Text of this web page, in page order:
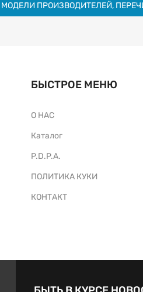
ПРОИЗВОДИТЕЛЕЙ,
БЫСТРОЕ МЕНЮ
О НАС
Каталог
P.D.P.A.
ПОЛИТИКА КУКИ
КОНТАКТ